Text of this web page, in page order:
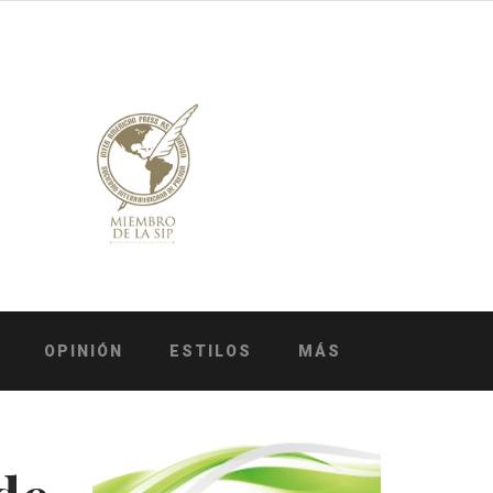
OPINIÓN ESTILOS MÁS